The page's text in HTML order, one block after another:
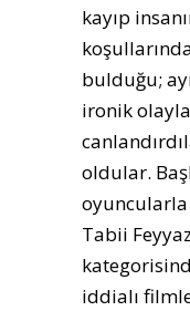
kayıp
bulduğu;
ironik
oldular.
oyuncularla
Tabii
iddialı